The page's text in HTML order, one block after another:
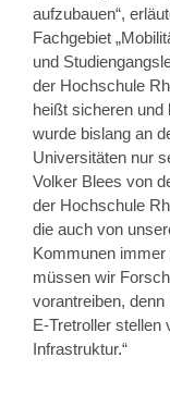
aufzubauen“,
Fachgebiet
und
der Hochschule
heißt sicheren
wurde bislang an
Universitäten nur
Volker Blees von
der Hochschule
die auch von
Kommunen immer
müssen wir
vorantreiben,
E-Tretroller stellen
Infrastruktur.“